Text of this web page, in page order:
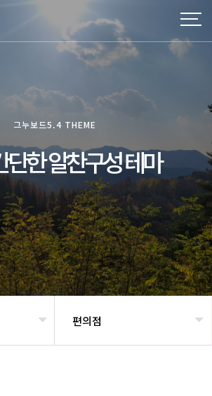
그누보드5.4 THEME
한 알찬구성 테마
편의점